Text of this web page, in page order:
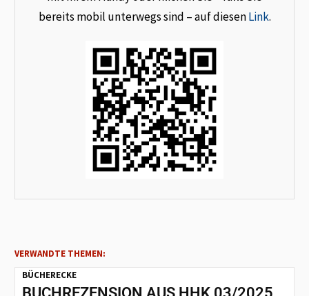
bereits mobil unterwegs sind – auf diesenLink.
VERWANDTE THEMEN:
BÜCHERECKE